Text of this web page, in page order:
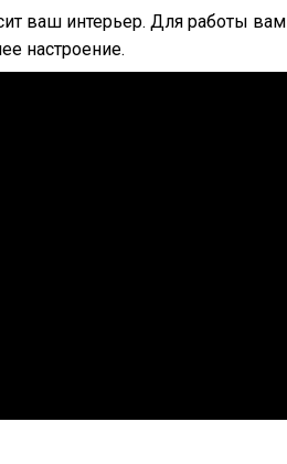
ваш интерьер. Для работы вам
настроение.